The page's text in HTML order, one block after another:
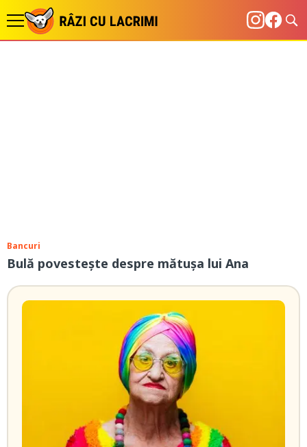
Bancuri
Bulă povestește despre mătușa lui Ana